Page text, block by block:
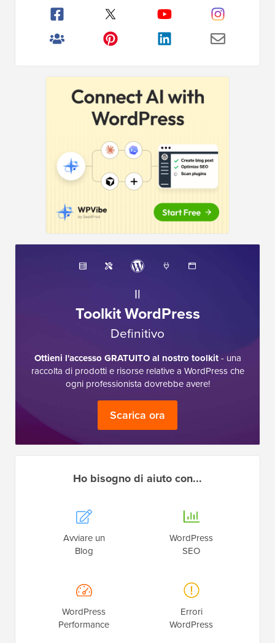
Il
Toolkit WordPress
Definitivo
Ottieni l'accesso GRATUITO al nostro toolkit- una
raccolta di prodotti e risorse relative a WordPress che
ogni professionista dovrebbe avere!
Scarica ora
Ho bisogno di aiuto con...
Avviare un
Blog
WordPress
SEO
WordPress
Performance
Errori
WordPress